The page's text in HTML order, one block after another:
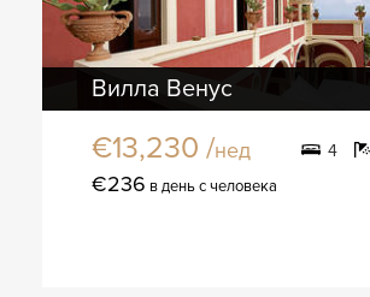
Вилла Венус
€13,230 /нед 4
€236 в день с человека